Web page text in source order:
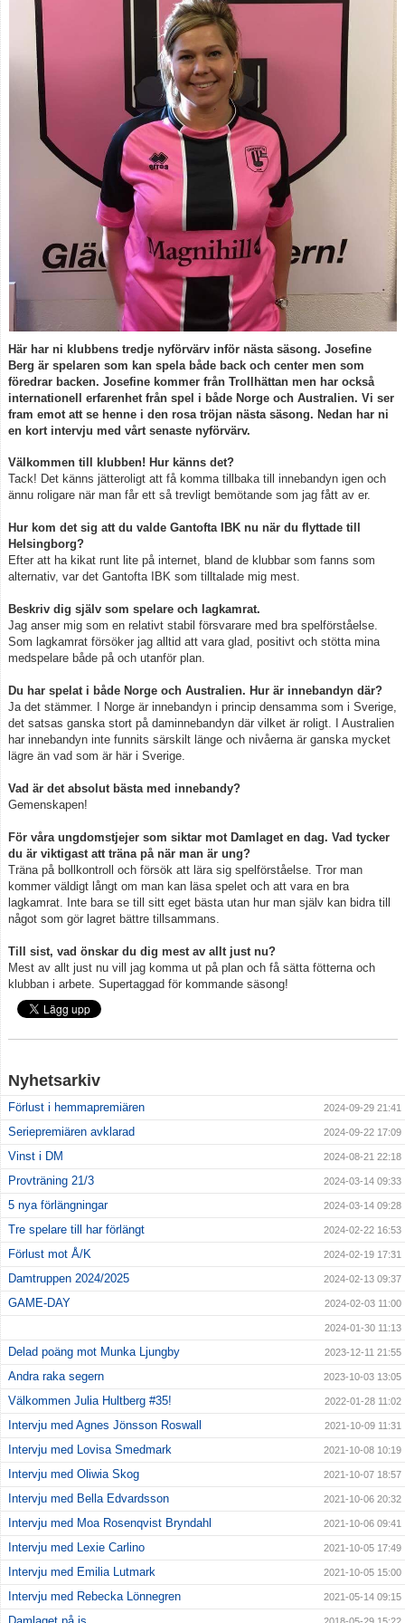
Spelarstatistik
Kontakt
Här har ni klubbens tredje nyförvärv inför nästa säsong. Josefine
Berg är spelaren som kan spela både back och center men som
föredrar backen. Josefine kommer från Trollhättan men har också
internationell erfarenhet från spel i både Norge och Australien. Vi ser
fram emot att se henne i den rosa tröjan nästa säsong. Nedan har ni
en kort intervju med vårt senaste nyförvärv.
Välkommen till klubben! Hur känns det?
Tack! Det känns jätteroligt att få komma tillbaka till innebandyn igen och
ännu roligare när man får ett så trevligt bemötande som jag fått av er.
Hur kom det sig att du valde Gantofta IBK nu när du flyttade till
Helsingborg?
Efter att ha kikat runt lite på internet, bland de klubbar som fanns som
alternativ, var det Gantofta IBK som tilltalade mig mest.
Beskriv dig själv som spelare och lagkamrat.
Jag anser mig som en relativt stabil försvarare med bra spelförståelse.
Som lagkamrat försöker jag alltid att vara glad, positivt och stötta mina
medspelare både på och utanför plan.
Du har spelat i både Norge och Australien. Hur är innebandyn där?
Ja det stämmer. I Norge är innebandyn i princip densamma som i Sverige,
det satsas ganska stort på daminnebandyn där vilket är roligt. I Australien
har innebandyn inte funnits särskilt länge och nivåerna är ganska mycket
lägre än vad som är här i Sverige.
Vad är det absolut bästa med innebandy?
Gemenskapen!
För våra ungdomstjejer som siktar mot Damlaget en dag. Vad tycker
du är viktigast att träna på när man är ung?
Träna på bollkontroll och försök att lära sig spelförståelse. Tror man
kommer väldigt långt om man kan läsa spelet och att vara en bra
lagkamrat. Inte bara se till sitt eget bästa utan hur man själv kan bidra till
något som gör lagret bättre tillsammans.
Till sist, vad önskar du dig mest av allt just nu?
Mest av allt just nu vill jag komma ut på plan och få sätta fötterna och
klubban i arbete. Supertaggad för kommande säsong!
Nyhetsarkiv
Förlust i hemmapremiären 2024-09-29 21:41
Seriepremiären avklarad 2024-09-22 17:09
Vinst i DM 2024-08-21 22:18
Provträning 21/3 2024-03-14 09:33
5 nya förlängningar 2024-03-14 09:28
Tre spelare till har förlängt 2024-02-22 16:53
Förlust mot Å/K 2024-02-19 17:31
Damtruppen 2024/2025 2024-02-13 09:37
GAME-DAY 2024-02-03 11:00
2024-01-30 11:13
Delad poäng mot Munka Ljungby 2023-12-11 21:55
Andra raka segern 2023-10-03 13:05
Välkommen Julia Hultberg #35! 2022-01-28 11:02
Intervju med Agnes Jönsson Roswall 2021-10-09 11:31
Intervju med Lovisa Smedmark 2021-10-08 10:19
Intervju med Oliwia Skog 2021-10-07 18:57
Intervju med Bella Edvardsson 2021-10-06 20:32
Intervju med Moa Rosenqvist Bryndahl 2021-10-06 09:41
Intervju med Lexie Carlino 2021-10-05 17:49
Intervju med Emilia Lutmark 2021-10-05 15:00
Intervju med Rebecka Lönnegren 2021-05-14 09:15